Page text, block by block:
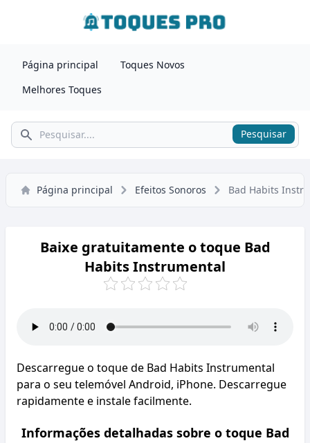
Página principal
Toques Novos
Melhores Toques
Pesquisar Pesquisar
Página principal Efeitos Sonoros Bad Habits
Baixe gratuitamente o toque Bad
Habits Instrumental
Descarregue o toque de Bad Habits Instrumental
para o seu telemóvel Android, iPhone. Descarregue
rapidamente e instale facilmente.
Informações detalhadas sobre o toque Bad